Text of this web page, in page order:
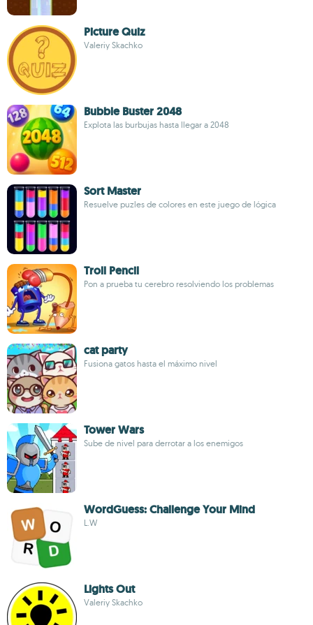
Picture Quiz
Valeriy Skachko
Bubble Buster 2048
Explota las burbujas hasta llegar a 2048
Sort Master
Resuelve puzles de colores en este juego de lógica
Troll Pencil
Pon a prueba tu cerebro resolviendo los problemas
cat party
Fusiona gatos hasta el máximo nivel
Tower Wars
Sube de nivel para derrotar a los enemigos
WordGuess: Challenge Your Mind
L.W
Lights Out
Valeriy Skachko